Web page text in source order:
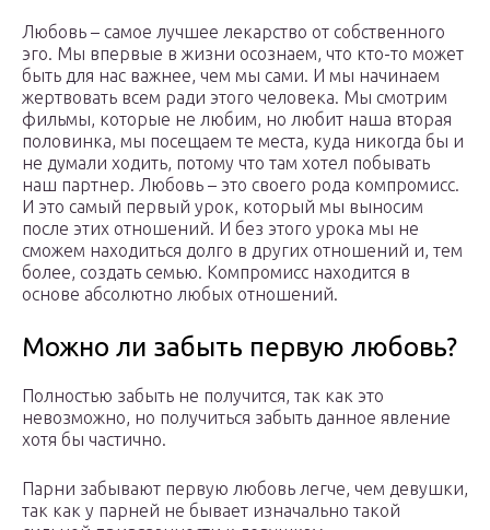
Любовь – самое лучшее лекарство от собственного
эго. Мы впервые в жизни осознаем, что кто-то может
быть для нас важнее, чем мы сами. И мы начинаем
жертвовать всем ради этого человека. Мы смотрим
фильмы, которые не любим, но любит наша вторая
половинка, мы посещаем те места, куда никогда бы и
не думали ходить, потому что там хотел побывать
наш партнер. Любовь – это своего рода компромисс.
И это самый первый урок, который мы выносим
после этих отношений. И без этого урока мы не
сможем находиться долго в других отношений и, тем
более, создать семью. Компромисс находится в
основе абсолютно любых отношений.
Можно ли забыть первую любовь?
Полностью забыть не получится, так как это
невозможно, но получиться забыть данное явление
хотя бы частично.
Парни забывают первую любовь легче, чем девушки,
так как у парней не бывает изначально такой